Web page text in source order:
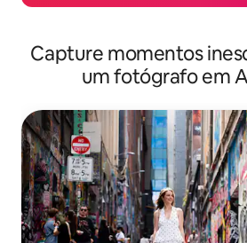
Capture momentos
um fotógrafo em